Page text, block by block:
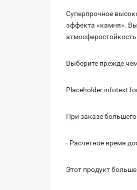
Суперпрочное
эффекта «камня».
Выберите прежде
Placeholder infotext
При заказе
- Расчетное время
Этот продукт больше